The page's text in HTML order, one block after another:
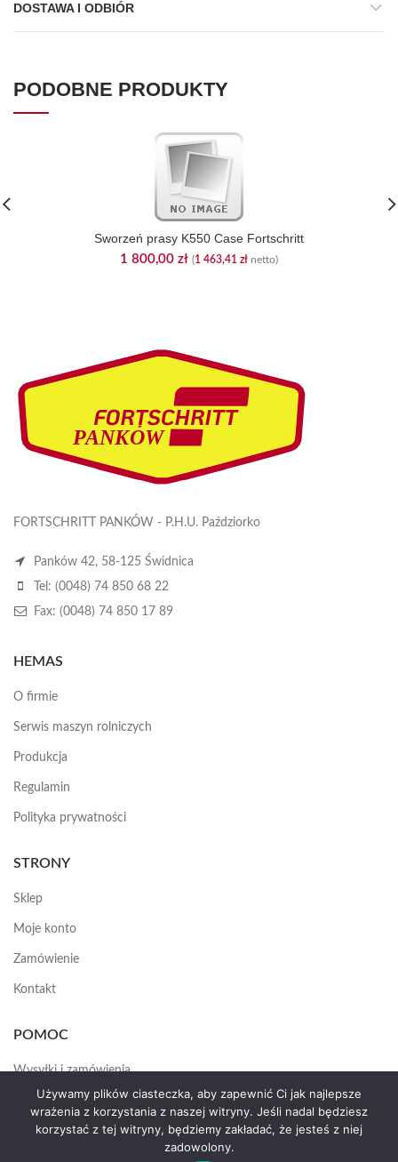
DOSTAWA I ODBIÓR
PODOBNE PRODUKTY
Sworzeń prasy K550 Case Fortschritt
1 800,00 zł (1 463,41 zł netto)
FORTSCHRITT PANKÓW - P.H.U. Paździorko
Panków 42, 58-125 Świdnica
Tel: (0048) 74 850 68 22
Fax: (0048) 74 850 17 89
HEMAS
O firmie
Serwis maszyn rolniczych
Produkcja
Regulamin
Polityka prywatności
STRONY
Sklep
Moje konto
Zamówienie
Kontakt
POMOC
Wysyłki i zamówienia
Jak założyć konto
Używamy plików ciasteczka, aby zapewnić Ci jak najlepsze
wrażenia z korzystania z naszej witryny. Jeśli nadal będziesz
korzystać z tej witryny, będziemy zakładać, że jesteś z niej
zadowolony.